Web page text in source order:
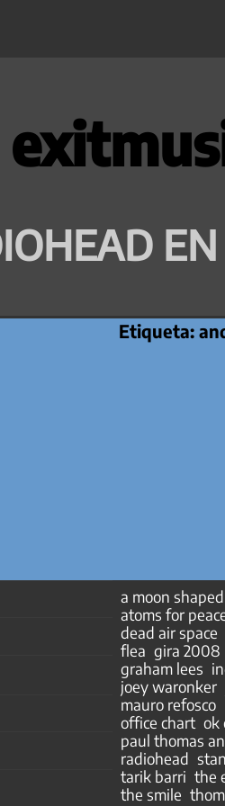
Etiqueta:
a moon
atoms for
dead air space
flea gira 2008
graham lees
joey waronker
mauro refosco
office chart ok
paul thomas
radiohead
tarik barri the
the smile